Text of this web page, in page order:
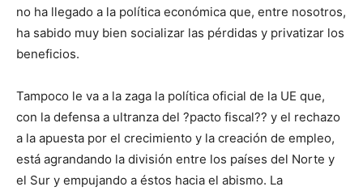
no ha llegado a la política económica que, entre nosotros,
ha sabido muy bien socializar las pérdidas y privatizar los
beneficios.
Tampoco le va a la zaga la política oficial de la UE que,
con la defensa a ultranza del ?pacto fiscal?? y el rechazo
a la apuesta por el crecimiento y la creación de empleo,
está agrandando la división entre los países del Norte y
el Sur y empujando a éstos hacia el abismo. La